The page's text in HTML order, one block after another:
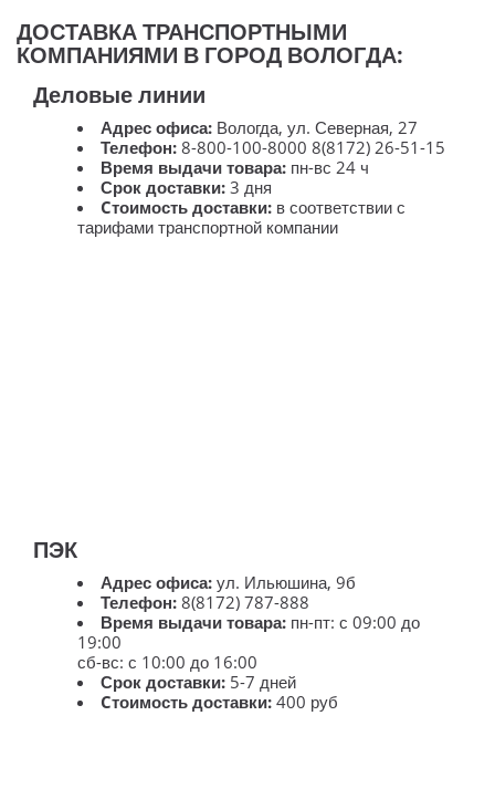
ДОСТАВКА ТРАНСПОРТНЫМИ
КОМПАНИЯМИ В ГОРОД ВОЛОГДА:
Деловые линии
Адрес офиса: Вологда, ул. Северная, 27
Телефон: 8-800-100-8000 8(8172) 26-51-15
Время выдачи товара: пн-вс 24 ч
Срок доставки: 3 дня
Cтоимость доставки: в соответствии с
тарифами транспортной компании
ПЭК
Адрес офиса: ул. Ильюшина, 9б
Телефон: 8(8172) 787-888
Время выдачи товара: пн-пт: с 09:00 до
19:00
сб-вс: с 10:00 до 16:00
Срок доставки: 5-7 дней
Cтоимость доставки: 400 руб